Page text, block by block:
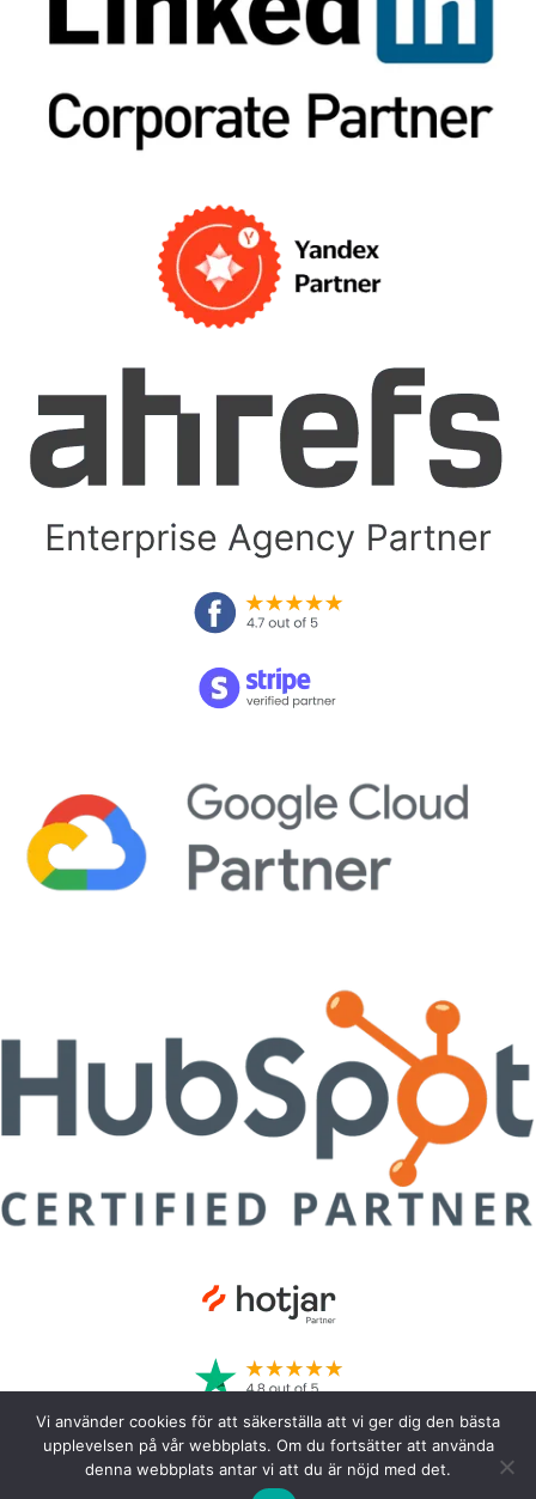
Vi använder cookies för att säkerställa att vi ger dig den bästa
upplevelsen på vår webbplats. Om du fortsätter att använda
denna webbplats antar vi att du är nöjd med det.